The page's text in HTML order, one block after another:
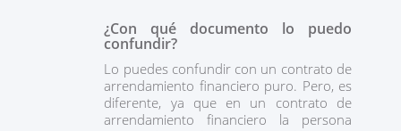
¿Con qué documento lo puedo
confundir?
Lo puedes confundir con un contrato de
arrendamiento financiero puro. Pero, es
diferente, ya que en un contrato de
arrendamiento financiero la persona